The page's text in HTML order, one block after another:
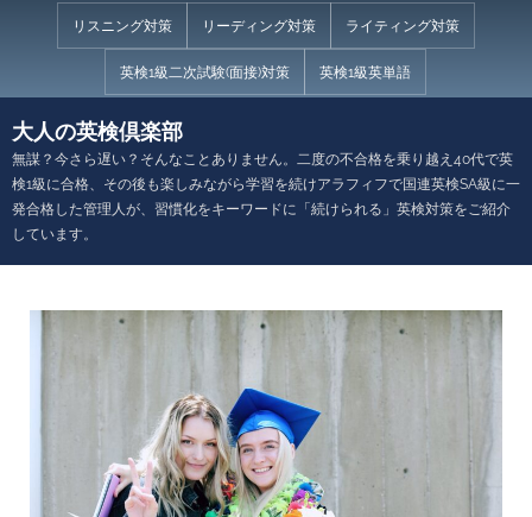
リスニング対策 リーディング対策 ライティング対策
英検1級二次試験(面接)対策 英検1級英単語
大人の英検倶楽部
無謀？今さら遅い？そんなことありません。二度の不合格を乗り越え40代で英
検1級に合格、その後も楽しみながら学習を続けアラフィフで国連英検SA級に一
発合格した管理人が、習慣化をキーワードに「続けられる」英検対策をご紹介
しています。